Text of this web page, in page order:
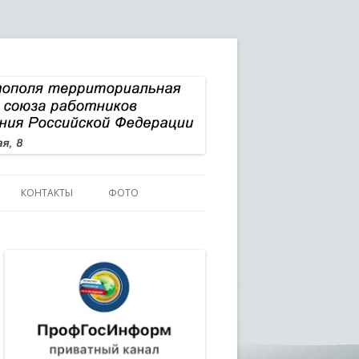
КОНТАКТЫ ФОТО